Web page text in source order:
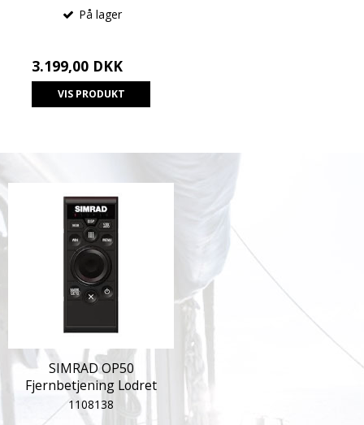
På lager
3.199,00 DKK
VIS PRODUKT
SIMRAD OP50
Fjernbetjening Lodret
1108138